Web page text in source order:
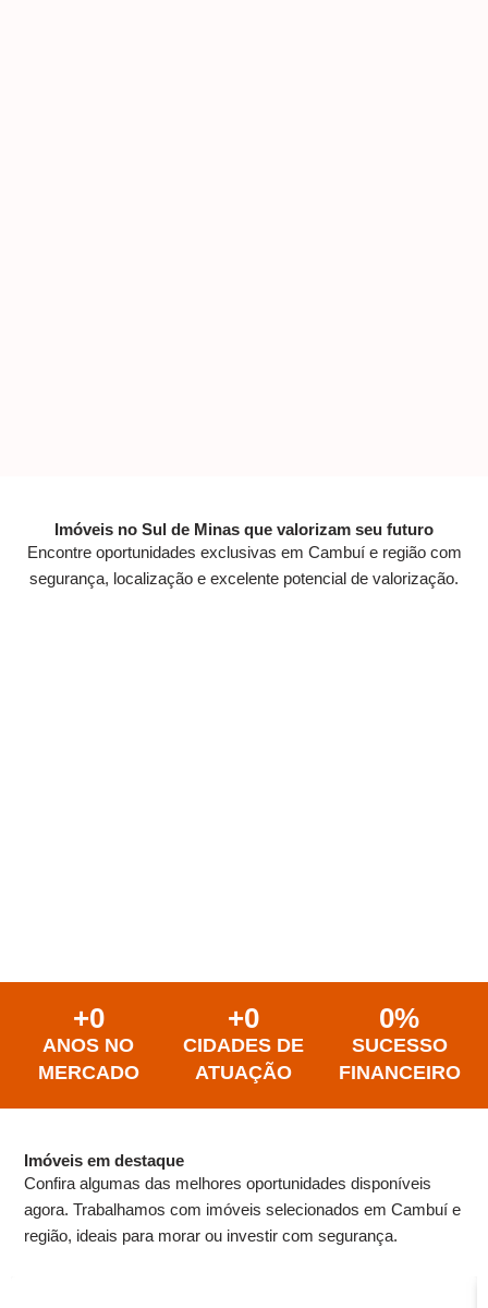
Imóveis no Sul de Minas que valorizam seu futuro
Encontre oportunidades exclusivas em Cambuí e região com
segurança, localização e excelente potencial de valorização.
ANOS NO
MERCADO
+0
CIDADES DE
ATUAÇÃO
+0
SUCESSO
FINANCEIRO
0%
Imóveis em destaque
Confira algumas das melhores oportunidades disponíveis
agora. Trabalhamos com imóveis selecionados em Cambuí e
região, ideais para morar ou investir com segurança.